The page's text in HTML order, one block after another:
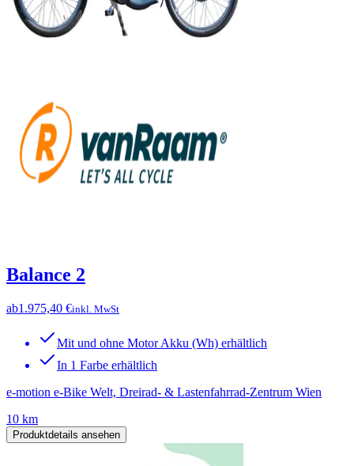
Balance 2
ab1.975,40 €inkl. MwSt
Mit und ohne Motor Akku (Wh) erhältlich
In 1 Farbe erhältlich
e-motion e-Bike Welt, Dreirad- & Lastenfahrrad-Zentrum Wien
10 km
Produktdetails ansehen